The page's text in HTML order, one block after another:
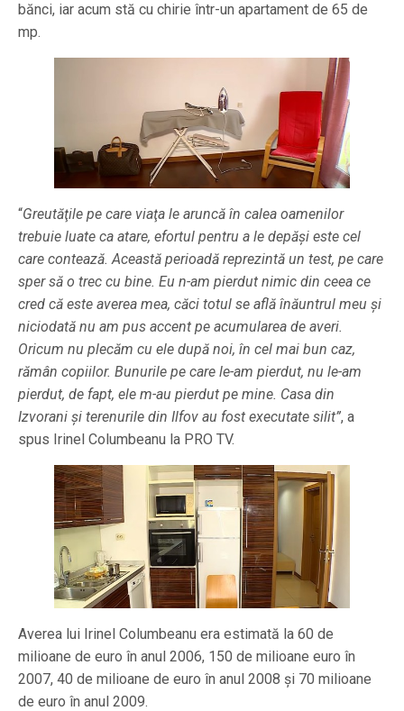
bănci, iar acum stă cu chirie într-un apartament de 65 de
mp.
“Greutăţile pe care viaţa le aruncă în calea oamenilor
trebuie luate ca atare, efortul pentru a le depăşi este cel
care contează. Această perioadă reprezintă un test, pe care
sper să o trec cu bine. Eu n-am pierdut nimic din ceea ce
cred că este averea mea, căci totul se află înăuntrul meu şi
niciodată nu am pus accent pe acumularea de averi.
Oricum nu plecăm cu ele după noi, în cel mai bun caz,
rămân copiilor. Bunurile pe care le-am pierdut, nu le-am
pierdut, de fapt, ele m-au pierdut pe mine. Casa din
Izvorani şi terenurile din Ilfov au fost executate silit”, a
spus Irinel Columbeanu la PRO TV.
Averea lui Irinel Columbeanu era estimată la 60 de
milioane de euro în anul 2006, 150 de milioane euro în
2007, 40 de milioane de euro în anul 2008 și 70 milioane
de euro în anul 2009.